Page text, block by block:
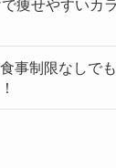
痩せやすいカ
事制限なしで